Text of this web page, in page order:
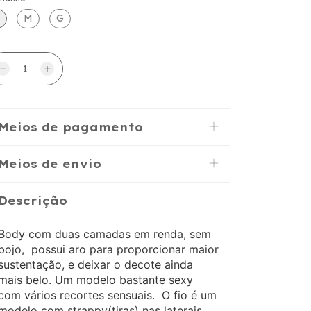
M G
de pagamento
de envio
com duas camadas em renda, sem
possui aro para proporcionar maior
e deixar o decote ainda
belo. Um modelo bastante sexy
vários recortes sensuais. O fio é um